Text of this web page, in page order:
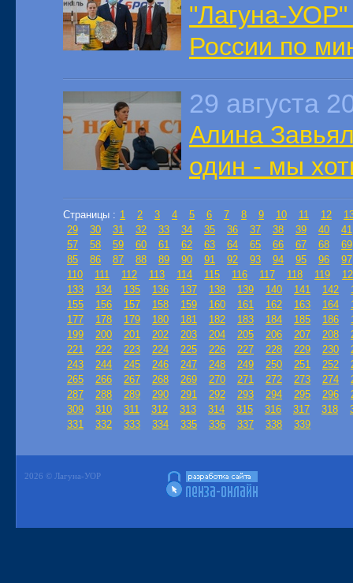
"Лагуна-УОР"
России по
29 августа
Алина
один - мы
Страницы : 1 2 3 4 5 6 7 8 9 10 11 12
29
30 31 32 33 34 35 36 37 38 39 40
41
57
58 59 60 61 62 63 64 65 66 67 68
69
85
86 87 88 89 90 91 92 93 94 95 96
97
110
111 112 113 114 115 116 117 118 119
133
134 135 136 137 138 139 140 141 142
155
156 157 158 159 160 161 162 163 164
177
178 179 180 181 182 183 184 185 186
199
200 201 202 203 204 205 206 207 208
221
222 223 224 225 226 227 228 229 230
243
244 245 246 247 248 249 250 251 252
265
266 267 268 269 270 271 272 273 274
287
288 289 290 291 292 293 294 295 296
309
310 311 312 313 314 315 316 317 318
331
332 333 334 335 336 337 338 339
2026 © Лагуна-УОР